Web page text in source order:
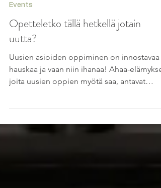
Fanny Johansson-Stockford
Events
uutta?
Uusien asioiden oppiminen on innostavaa
joita uusien oppien myötä saa, antavat